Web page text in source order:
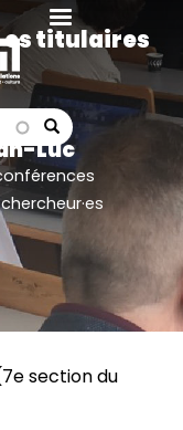
search
titulaires
Luc
section du